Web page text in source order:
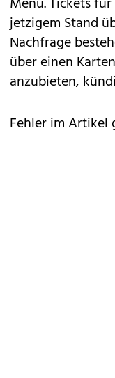
jetzigem Stand
Nachfrage
über einen
anzubieten,
Fehler im Artikel